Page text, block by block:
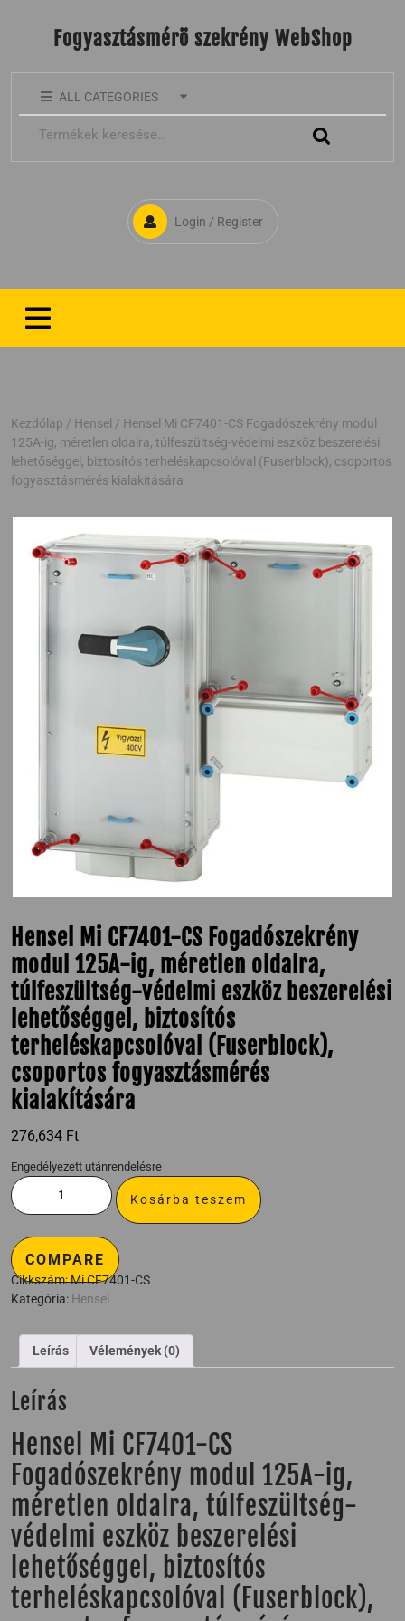
Fogyasztásmérö szekrény WebShop
ALL CATEGORIES
Login / Register
Kezdőlap / Hensel / Hensel Mi CF7401-CS Fogadószekrény modul
125A-ig, méretlen oldalra, túlfeszültség-védelmi eszköz beszerelési
lehetőséggel, biztosítós terheléskapcsolóval (Fuserblock), csoportos
fogyasztásmérés kialakítására
Hensel Mi CF7401-CS Fogadószekrény
modul 125A-ig, méretlen oldalra,
túlfeszültség-védelmi eszköz beszerelési
lehetőséggel, biztosítós
terheléskapcsolóval (Fuserblock),
csoportos fogyasztásmérés
kialakítására
276,634 Ft
Engedélyezett utánrendelésre
Kosárba teszem
COMPARE
Cikkszám:Mi CF7401-CS
Kategória: Hensel
Leírás Vélemények (0)
Leírás
Hensel Mi CF7401-CS
Fogadószekrény modul 125A-ig,
méretlen oldalra, túlfeszültség-
védelmi eszköz beszerelési
lehetőséggel, biztosítós
terheléskapcsolóval (Fuserblock),